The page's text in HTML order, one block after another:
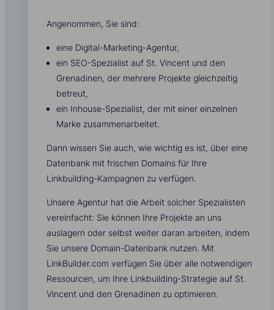
Angenommen, Sie sind:
eine Digital-Marketing-Agentur,
ein SEO-Spezialist auf St. Vincent und den
Grenadinen, der mehrere Projekte gleichzeitig
betreut,
ein Inhouse-Spezialist, der mit einer einzelnen
Marke zusammenarbeitet.
Dann wissen Sie auch, wie wichtig es ist, über eine
Datenbank mit frischen Domains für Ihre
Linkbuilding-Kampagnen zu verfügen.
Unsere Agentur hat die Arbeit solcher Spezialisten
vereinfacht: Sie können Ihre Projekte an uns
auslagern oder selbst weiter daran arbeiten, indem
Sie unsere Domain-Datenbank nutzen. Mit
LinkBuilder.com verfügen Sie über alle notwendigen
Ressourcen, um Ihre Linkbuilding-Strategie auf St.
Vincent und den Grenadinen zu optimieren.